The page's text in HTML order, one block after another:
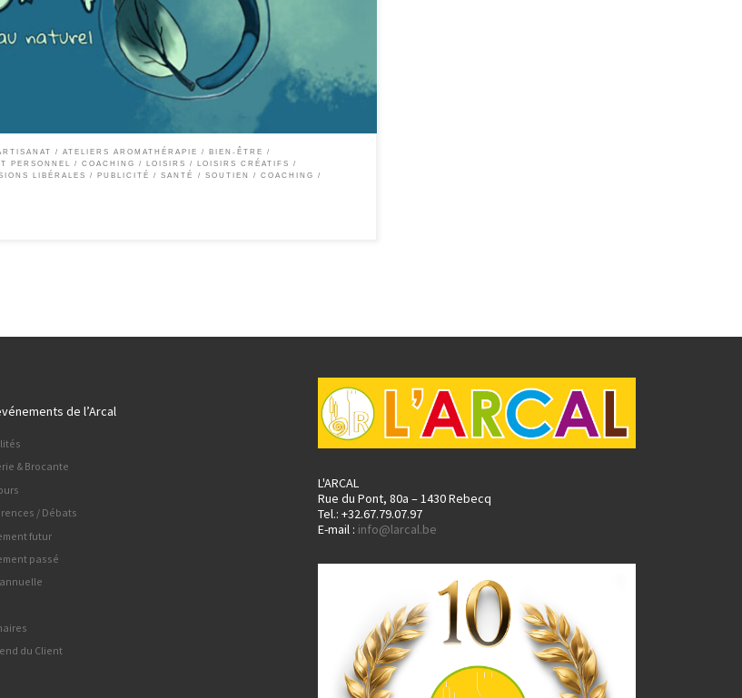
ATELIERS AROMATHÉRAPIE
BIEN-ÊTRE
PERSONNEL / COACHING LOISIRS
LOISIRS CRÉATIFS
LIBÉRALES PUBLICITÉ SANTÉ
SOUTIEN / COACHING
de l’Arcal
& Brocante
/ Débats
futur
passé
du Client
L'ARCAL
Rue du Pont, 80a – 1430 Rebecq
Tel.: +32.67.79.07.97
E-mail : info@larcal.be